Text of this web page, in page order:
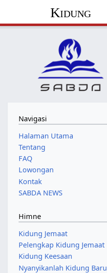
Kidung
Navigasi
Halaman Utama
Tentang
FAQ
Lowongan
Kontak
SABDA NEWS
Himne
Kidung Jemaat
Pelengkap Kidung Jemaat
Kidung Keesaan
Nyanyikanlah Kidung Baru